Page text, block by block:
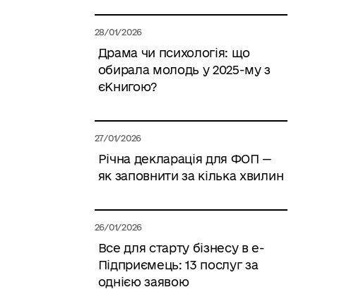
28/01/2026
Драма чи психологія: що
обирала молодь у 2025-му з
єКнигою?
27/01/2026
Річна декларація для ФОП —
як заповнити за кілька хвилин
26/01/2026
Все для старту бізнесу в е-
Підприємець: 13 послуг за
однією заявою